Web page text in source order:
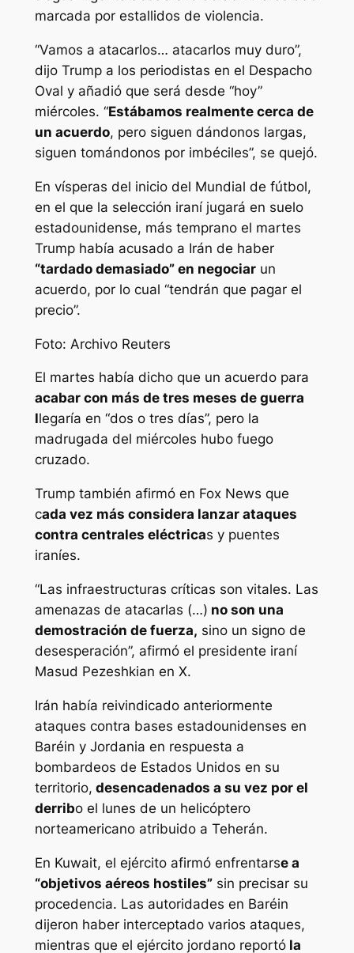
marcada por estallidos de violencia.
“Vamos a atacarlos… atacarlos muy duro”,
dijo Trump a los periodistas en el Despacho
Oval y añadió que será desde “hoy”
miércoles. “Estábamos realmente cerca de
un acuerdo, pero siguen dándonos largas,
siguen tomándonos por imbéciles”, se quejó.
En vísperas del inicio del Mundial de fútbol,
en el que la selección iraní jugará en suelo
estadounidense, más temprano el martes
Trump había acusado a Irán de haber
“tardado demasiado” en negociarun
acuerdo, por lo cual “tendrán que pagar el
precio”.
Foto: Archivo Reuters
El martes había dicho que un acuerdo para
acabar con más de tres meses de guerra
llegaría en “dos o tres días”, pero la
madrugada del miércoles hubo fuego
cruzado.
Trump también afirmó en Fox News que
cada vez más considera lanzar ataques
contra centrales eléctricas y puentes
iraníes.
“Las infraestructuras críticas son vitales. Las
amenazas de atacarlas (…) no son una
demostración de fuerza, sino un signo de
desesperación”, afirmó el presidente iraní
Masud Pezeshkian en X.
Irán había reivindicado anteriormente
ataques contra bases estadounidenses en
Baréin y Jordania en respuesta a
bombardeos de Estados Unidos en su
territorio, desencadenados a su vez por el
derribo el lunes de un helicóptero
norteamericano atribuido a Teherán.
En Kuwait, el ejército afirmó enfrentarse a
“objetivos aéreos hostiles”sin precisar su
procedencia. Las autoridades en Baréin
dijeron haber interceptado varios ataques,
mientras que el ejército jordano reportóla